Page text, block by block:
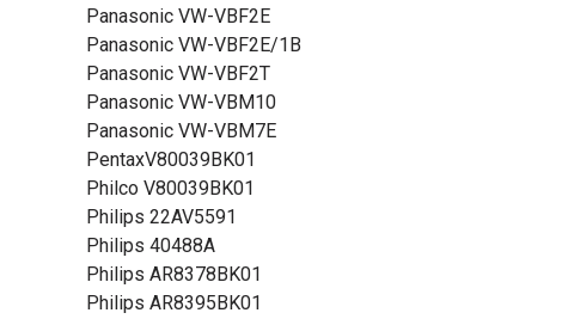
Panasonic VW-VBF2E
Panasonic VW-VBF2E/1B
Panasonic VW-VBF2T
Panasonic VW-VBM10
Panasonic VW-VBM7E
PentaxV80039BK01
Philco V80039BK01
Philips 22AV5591
Philips 40488A
Philips AR8378BK01
Philips AR8395BK01